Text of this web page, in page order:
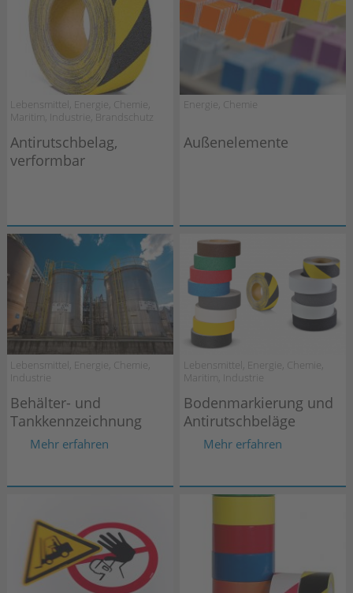
Lebensmittel, Energie, Chemie,
Maritim, Industrie, Brandschutz
Antirutschbelag,
verformbar
Energie, Chemie
Außenelemente
Lebensmittel, Energie, Chemie,
Industrie
Behälter- und
Tankkennzeichnung
Mehr erfahren
Lebensmittel, Energie, Chemie,
Maritim, Industrie
Bodenmarkierung und
Antirutschbeläge
Mehr erfahren